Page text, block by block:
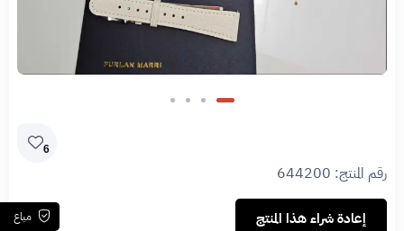
6
رقم المنتج: 644200
مباع إعادة شراء هذا المنتج